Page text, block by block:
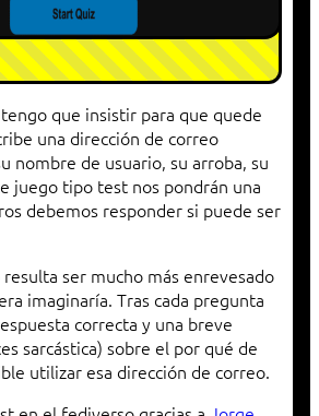
que insistir para que quede
una dirección de correo
nombre de usuario, su arroba, su
juego tipo test nos pondrán una
debemos responder si puede ser
ser mucho más enrevesado
imaginaría. Tras cada pregunta
correcta y una breve
sarcástica) sobre el por qué de
utilizar esa dirección de correo.